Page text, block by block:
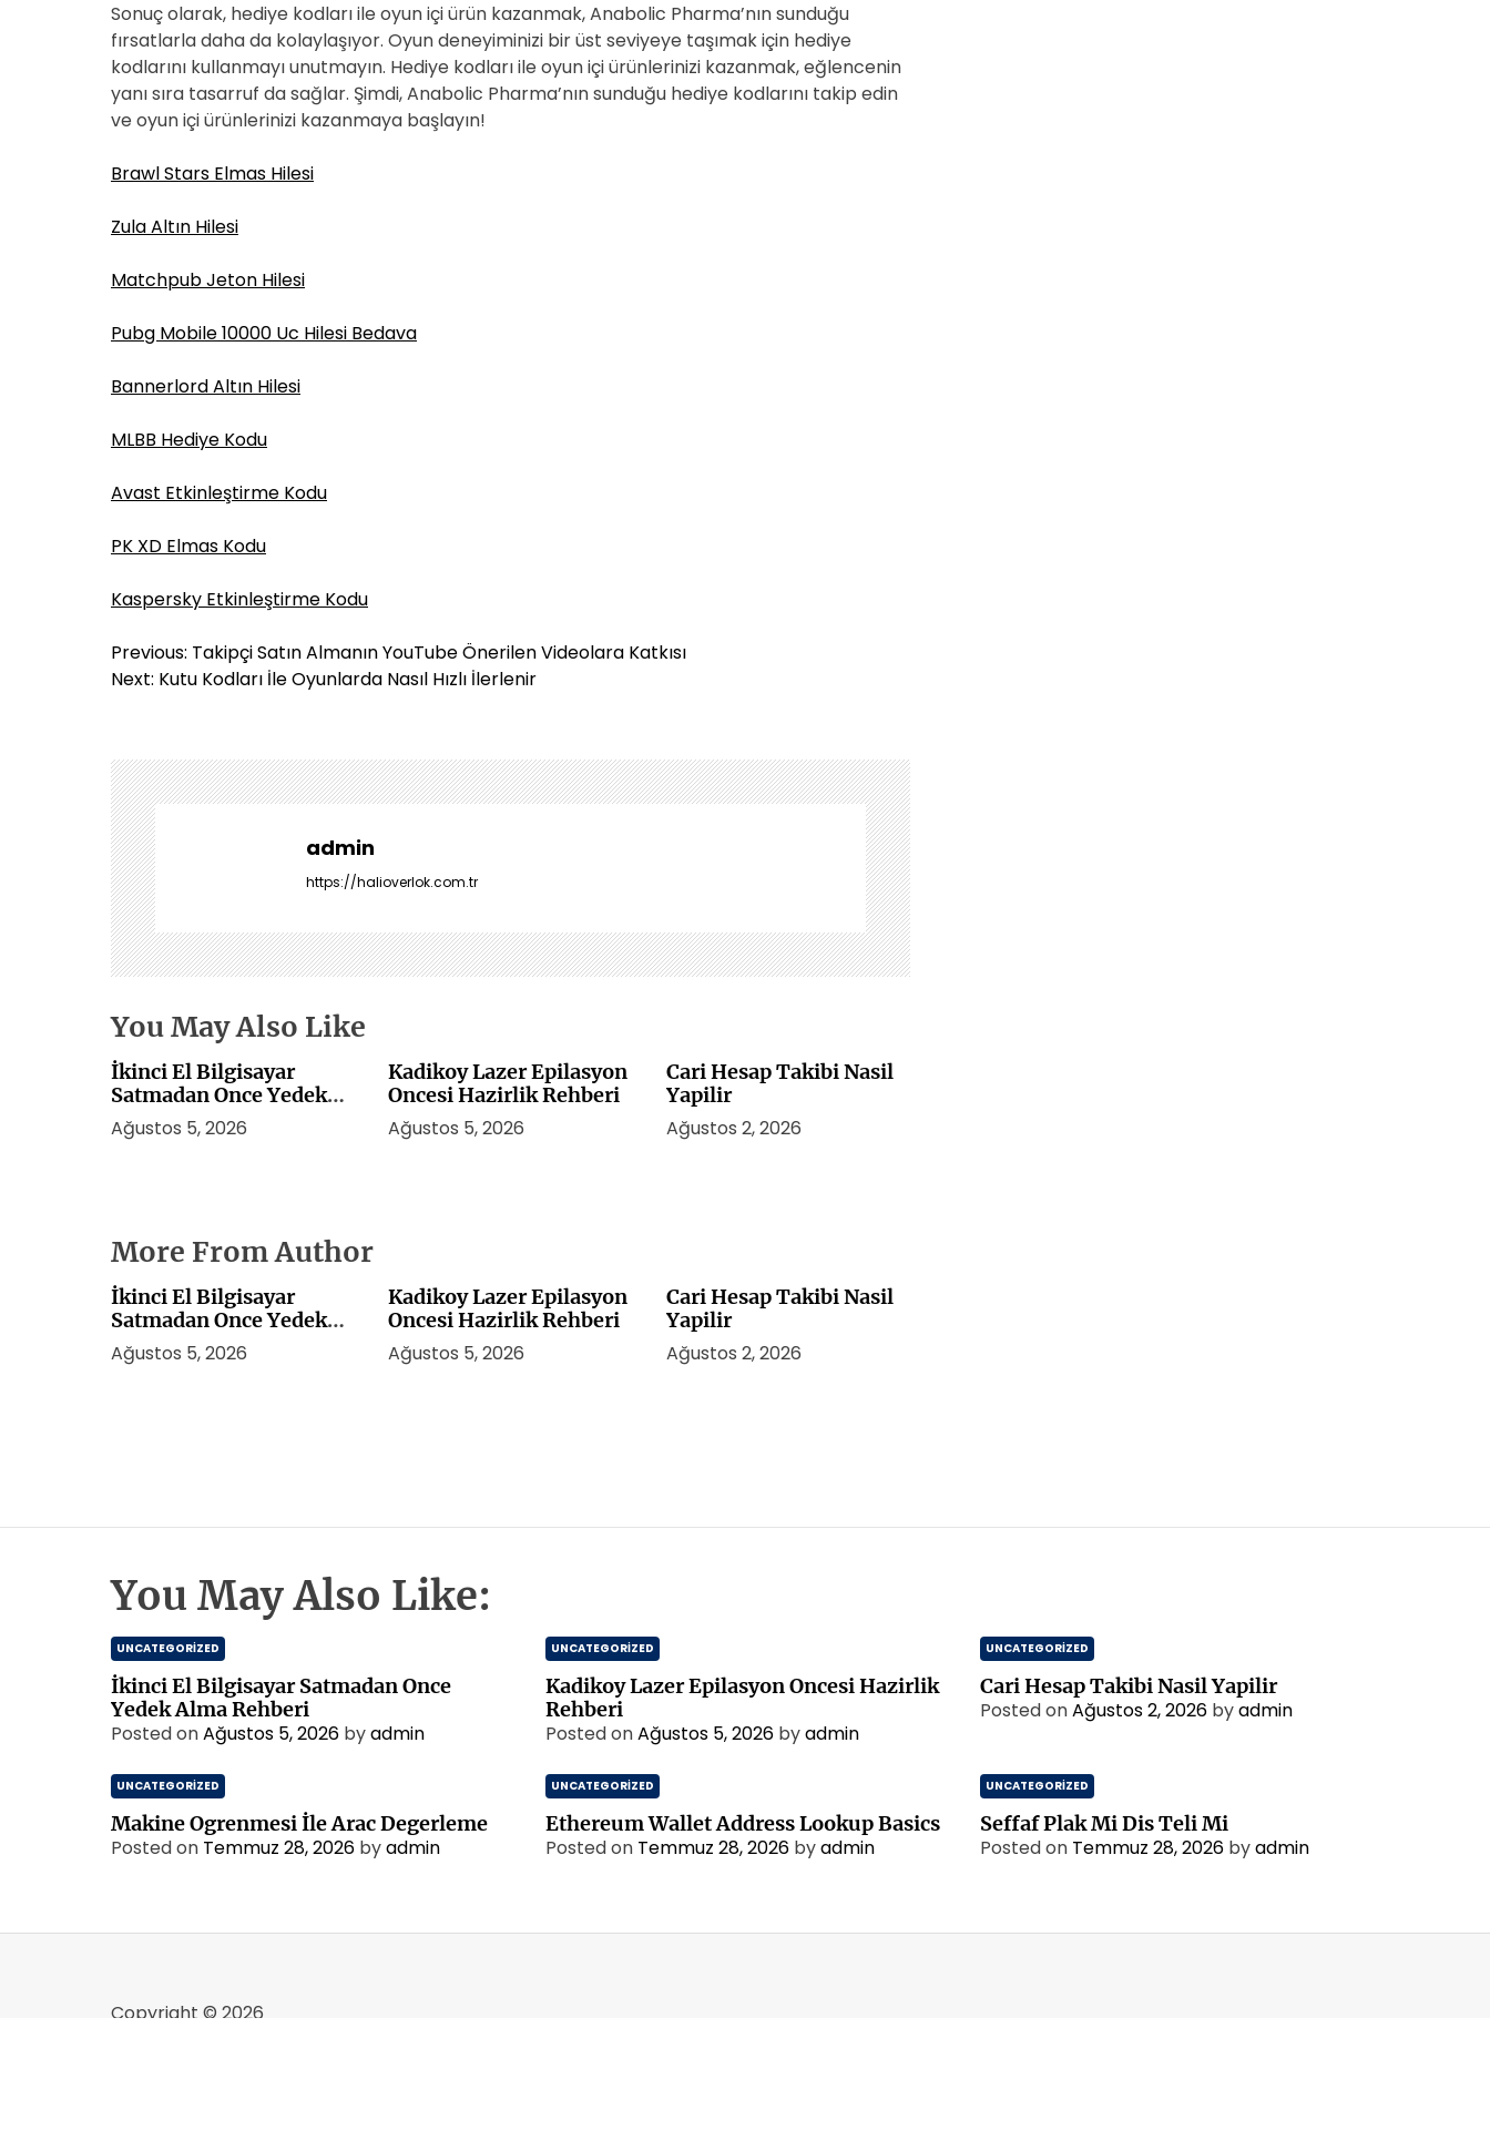
Sonuç olarak, hediye kodları ile oyun içi ürün kazanmak, Anabolic Pharma’nın sunduğu
fırsatlarla daha da kolaylaşıyor. Oyun deneyiminizi bir üst seviyeye taşımak için hediye
kodlarını kullanmayı unutmayın. Hediye kodları ile oyun içi ürünlerinizi kazanmak, eğlencenin
yanı sıra tasarruf da sağlar. Şimdi, Anabolic Pharma’nın sunduğu hediye kodlarını takip edin
ve oyun içi ürünlerinizi kazanmaya başlayın!
Brawl Stars Elmas Hilesi
Zula Altın Hilesi
Matchpub Jeton Hilesi
Pubg Mobile 10000 Uc Hilesi Bedava
Bannerlord Altın Hilesi
MLBB Hediye Kodu
Avast Etkinleştirme Kodu
PK XD Elmas Kodu
Kaspersky Etkinleştirme Kodu
Y
a
g
e
z
i
n
m
e
s
i
Previous: Takipçi Satın Almanın YouTube Önerilen Videolara Katkısı
Next: Kutu Kodları İle Oyunlarda Nasıl Hızlı İlerlenir
admin
https://halioverlok.com.tr
You May Also Like
İkinci El Bilgisayar
Satmadan Once Yedek
Alma Rehberi
Ağustos 5, 2026
Kadikoy Lazer Epilasyon
Oncesi Hazirlik Rehberi
Ağustos 5, 2026
Cari Hesap Takibi Nasil
Yapilir
Ağustos 2, 2026
More From Author
İkinci El Bilgisayar
Satmadan Once Yedek
Alma Rehberi
Ağustos 5, 2026
Kadikoy Lazer Epilasyon
Oncesi Hazirlik Rehberi
Ağustos 5, 2026
Cari Hesap Takibi Nasil
Yapilir
Ağustos 2, 2026
You May Also Like:
UNCATEGORIZED
İkinci El Bilgisayar Satmadan Once
Yedek Alma Rehberi
Posted onAğustos 5, 2026 byadmin
UNCATEGORIZED
Kadikoy Lazer Epilasyon Oncesi Hazirlik
Rehberi
Posted onAğustos 5, 2026 byadmin
UNCATEGORIZED
Cari Hesap Takibi Nasil Yapilir
Posted onAğustos 2, 2026 byadmin
UNCATEGORIZED
Makine Ogrenmesi İle Arac Degerleme
Posted on Temmuz 28, 2026 byadmin
UNCATEGORIZED
Ethereum Wallet Address Lookup Basics
Posted on Temmuz 28, 2026 byadmin
UNCATEGORIZED
Seffaf Plak Mi Dis Teli Mi
Posted on Temmuz 28, 2026 byadmin
Copyright © 2026